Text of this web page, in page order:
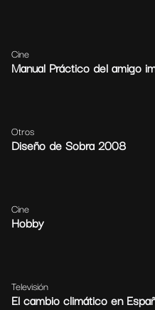
Cine
Manual Práctico del amigo
Otros
Diseño de Sobra 2008
Cine
Hobby
Televisión
El cambio climático en